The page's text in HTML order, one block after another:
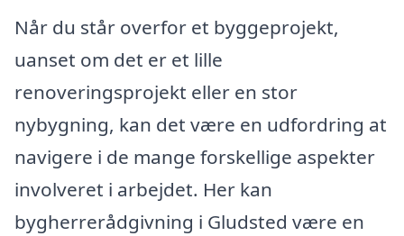
Når du står overfor et byggeprojekt,
uanset om det er et lille
renoveringsprojekt eller en stor
nybygning, kan det være en udfordring at
navigere i de mange forskellige aspekter
involveret i arbejdet. Her kan
bygherrerådgivning i Gludsted være en